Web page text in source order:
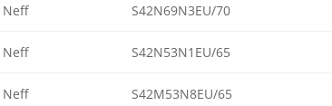
Neff S42N69N3EU/70
Neff S42N53N1EU/65
Neff S42M53N8EU/65